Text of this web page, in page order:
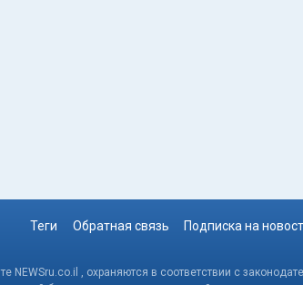
Теги Обратная связь Подписка на
NEWSru.co.il , охраняются в соответствии с